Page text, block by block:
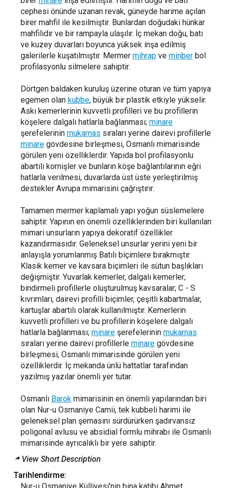
cephesi önünde uzanan revak, güneyde harime açılan
birer mahfil ile kesilmiştir. Bunlardan doğudaki hünkar
mahfilidir ve bir rampayla ulaşılır. İç mekan doğu, batı
ve kuzey duvarları boyunca yüksek inşa edilmiş
galerilerle kuşatılmıştır. Mermer mihrapve minberbol
profilasyonlu silmelere sahiptir.
Dörtgen baldaken kuruluş üzerine oturan ve tüm yapıya
egemen olan kubbe, büyük bir plastik etkiyle yükselir.
Askı kemerlerinin kuvvetli profilleri ve bu profillerin
köşelere dalgalı hatlarla bağlanması; minare
şerefelerinin mukarnas sıraları yerine dairevi profillerle
minaregövdesine birleşmesi, Osmanlı mimarisinde
görülen yeni özelliklerdir. Yapıda bol profilasyonlu
abartılı kornişler ve bunların köşe bağlantılarının eğri
hatlarla verilmesi, duvarlarda üst üste yerleştirilmiş
destekler Avrupa mimarisini çağrıştırır.
Tamamen mermer kaplamalı yapı yoğun süslemelere
sahiptir. Yapının en önemli özelliklerinden biri kullanılan
mimari unsurların yapıya dekoratif özellikler
kazandırmasıdır. Geleneksel unsurlar yerini yeni bir
anlayışla yorumlanmış Batılı biçimlere bırakmıştır.
Klasik kemer ve kavsara biçimleri ile sütun başlıkları
değişmiştir. Yuvarlak kemerler, dalgalı kemerler;
bindirmeli profillerle oluşturulmuş kavsaralar; C - S
kıvrımları, dairevi profilli biçimler, çeşitli kabartmalar,
kartuşlar abartılı olarak kullanılmıştır. Kemerlerin
kuvvetli profilleri ve bu profillerin köşelere dalgalı
hatlarla bağlanması; minareşerefelerinin mukarnas
sıraları yerine dairevi profillerle minaregövdesine
birleşmesi, Osmanlı mimarisinde görülen yeni
özelliklerdir. İç mekanda ünlü hattatlar tarafından
yazılmış yazılar önemli yer tutar.
Osmanlı Barokmimarisinin en önemli yapılarından biri
olan Nur-u Osmaniye Camii, tek kubbeli harimi ile
geleneksel plan şemasını sürdürürken şadırvansız
poligonal avlusu ve absidial formlu mihrabı ile Osmanlı
mimarisinde ayrıcalıklı bir yere sahiptir.
View Short Description
Tarihlendirme: